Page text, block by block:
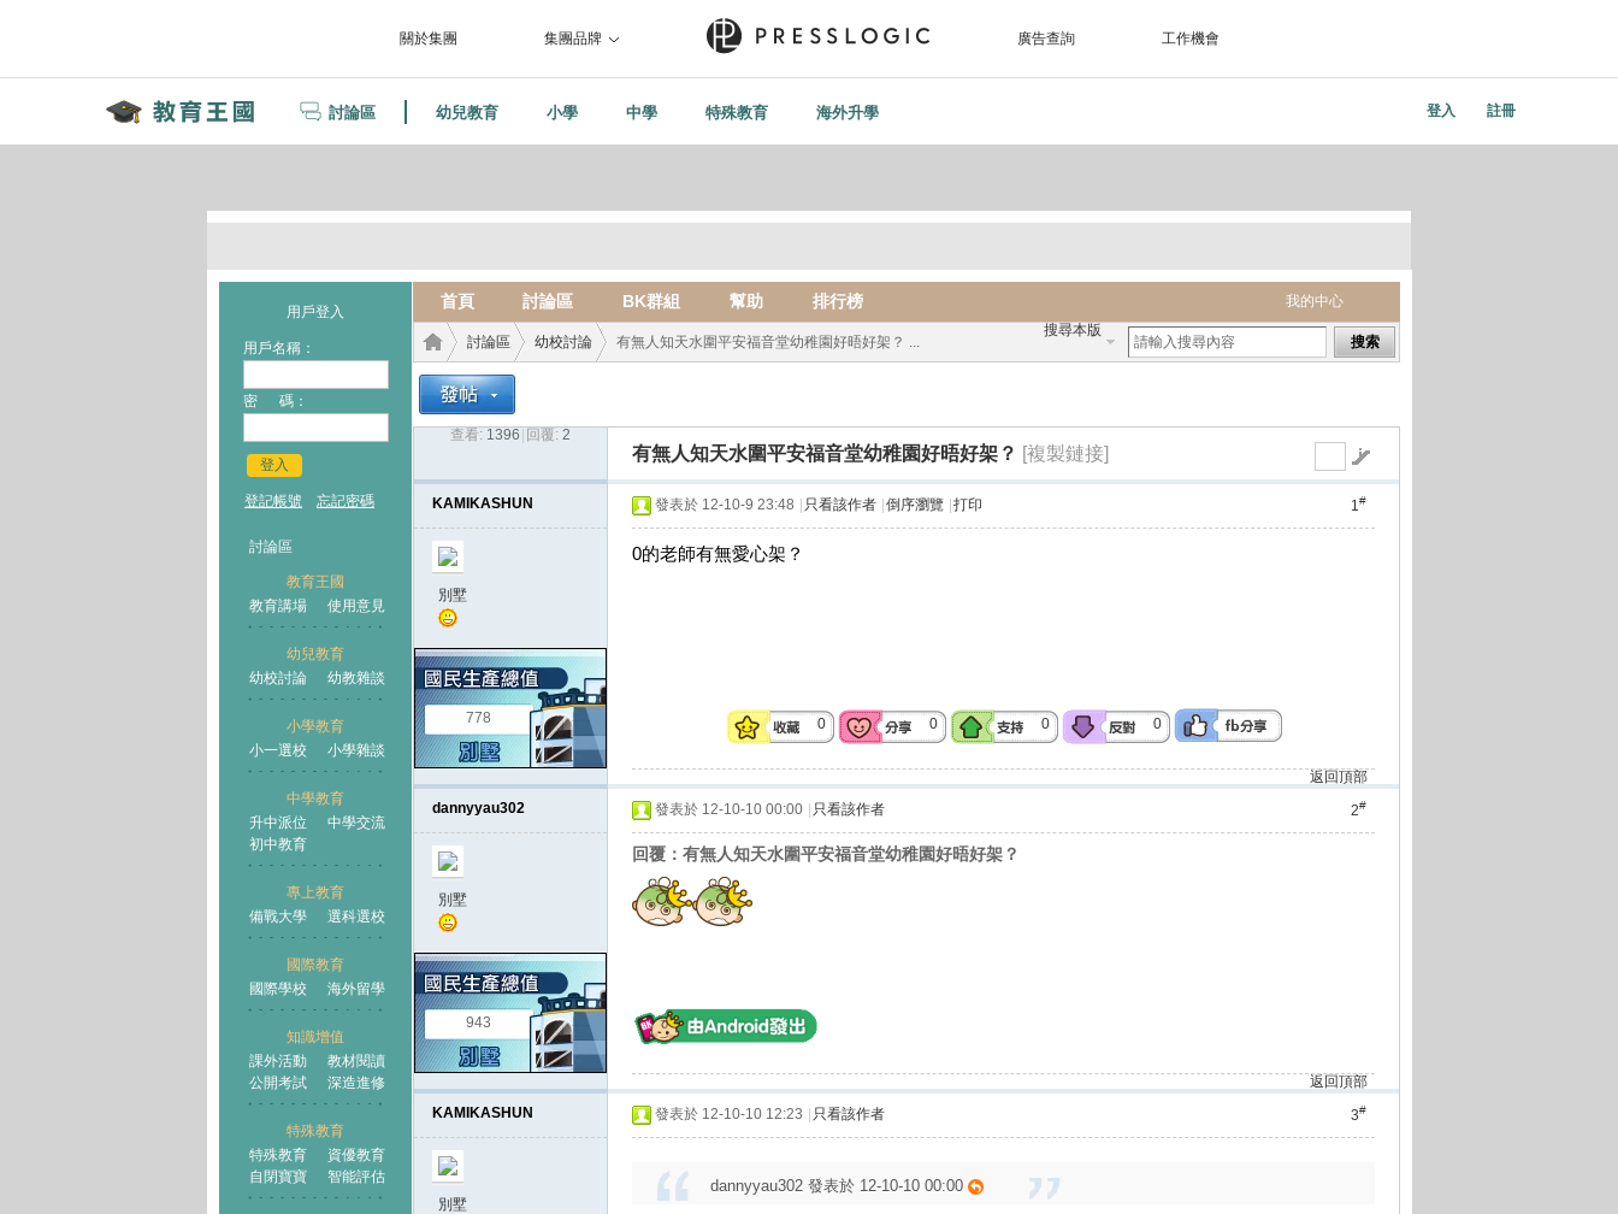
關於集團 集團品牌 廣告查詢 工作機會
討論區 幼兒教育 小學 中學 特殊教育 海外升學 登入 註冊
用戶登入
用戶名稱：
密 碼：
登入
登記帳號 忘記密碼
討論區
教育王國
教育講場
使用意見
幼兒教育
幼校討論
幼教雜談
小學教育
小一選校
小學雜談
中學教育
升中派位
中學交流
初中教育
專上教育
備戰大學
選科選校
國際教育
國際學校
海外留學
知識增值
課外活動
教材閱讀
公開考試
深造進修
特殊教育
特殊教育
資優教育
自閉寶寶
智能評估
我的中心
首頁 討論區 BK群組 幫助 排行榜
搜尋本版
搜索
王國
討論區
›
幼校討論 有無人知天水圍平安福音堂幼稚園好晤好架？ ...
查看: 1396 回覆: 2
有無人知天水圍平安福音堂幼稚園好晤好架？ [複製鏈接]
KAMIKASHUN
別墅
778
1#
發表於 12-10-9 23:48 只看該作者 倒序瀏覽 打印
0的老師有無愛心架？
0 0 0 0
返回頂部
dannyyau302
別墅
943
2#
發表於 12-10-10 00:00 只看該作者
回覆：有無人知天水圍平安福音堂幼稚園好晤好架？
返回頂部
KAMIKASHUN
別墅
3#
發表於 12-10-10 12:23 只看該作者
dannyyau302 發表於 12-10-10 00:00